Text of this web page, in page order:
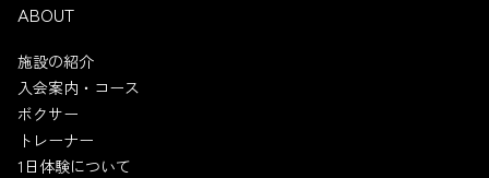
ABOUT
施設の紹介
入会案内・コース
ボクサー
トレーナー
1日体験について